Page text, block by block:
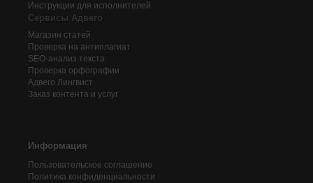
Инструкции для исполнителей
Сервисы Адвего
Магазин статей
Проверка на антиплагиат
SEO-анализ текста
Проверка орфографии
Адвего Лингвист
Заказ контента и услуг
Информация
Пользовательское соглашение
Политика конфиденциальности